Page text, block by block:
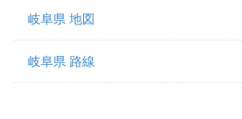
岐阜県 地図
岐阜県 路線